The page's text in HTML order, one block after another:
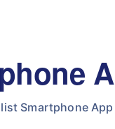
Smartphone App